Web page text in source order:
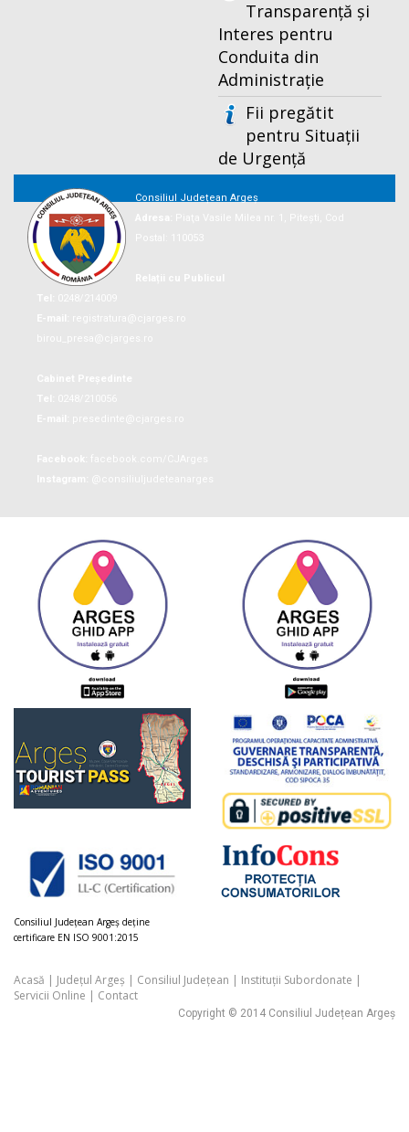
Transparență și
Interes pentru
Conduita din
Administrație
Fii pregătit
pentru Situații
de Urgență
Consiliul Județean Argeș
Consiliul Judeţean Argeș deţine
certificare EN ISO 9001:2015
Acasă | Județul Argeș | Consiliul Județean | Instituții Subordonate |
Servicii Online | Contact
Copyright © 2014 Consiliul Județean Argeș